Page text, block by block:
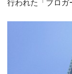
行われた「ブロガ